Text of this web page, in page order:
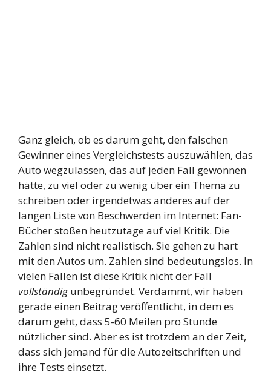
Ganz gleich, ob es darum geht, den falschen
Gewinner eines Vergleichstests auszuwählen, das
Auto wegzulassen, das auf jeden Fall gewonnen
hätte, zu viel oder zu wenig über ein Thema zu
schreiben oder irgendetwas anderes auf der
langen Liste von Beschwerden im Internet: Fan-
Bücher stoßen heutzutage auf viel Kritik. Die
Zahlen sind nicht realistisch. Sie gehen zu hart
mit den Autos um. Zahlen sind bedeutungslos. In
vielen Fällen ist diese Kritik nicht der Fall
vollständigunbegründet. Verdammt, wir haben
gerade einen Beitrag veröffentlicht, in dem es
darum geht, dass 5-60 Meilen pro Stunde
nützlicher sind. Aber es ist trotzdem an der Zeit,
dass sich jemand für die Autozeitschriften und
ihre Tests einsetzt.